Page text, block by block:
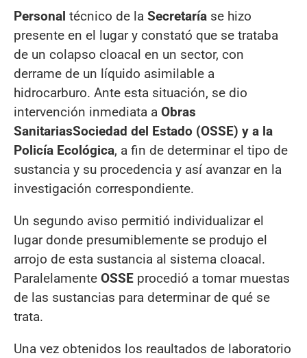
Personal técnico de la Secretaría se hizo
presente en el lugar y constató que se trataba
de un colapso cloacal en un sector, con
derrame de un líquido asimilable a
hidrocarburo. Ante esta situación, se dio
intervención inmediata a Obras
SanitariasSociedad del Estado (OSSE) y a la
Policía Ecológica, a fin de determinar el tipo de
sustancia y su procedencia y así avanzar en la
investigación correspondiente.
Un segundo aviso permitió individualizar el
lugar donde presumiblemente se produjo el
arrojo de esta sustancia al sistema cloacal.
Paralelamente OSSE procedió a tomar muestas
de las sustancias para determinar de qué se
trata.
Una vez obtenidos los reaultados de laboratorio